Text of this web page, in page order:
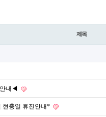
제목
내◀
현충일 휴진안내*